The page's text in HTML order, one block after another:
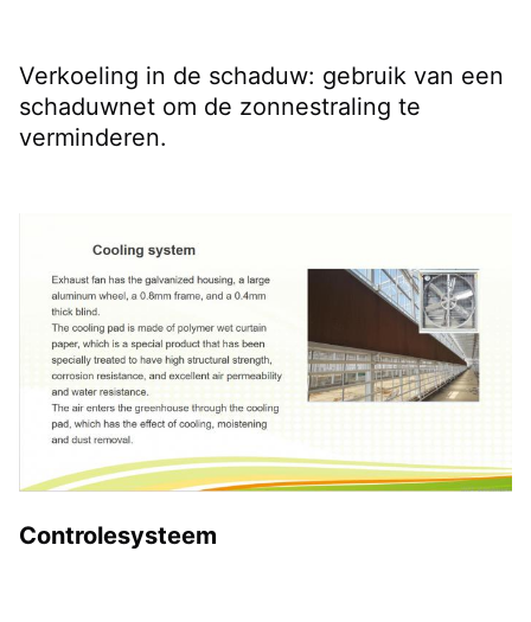
Verkoeling in de schaduw: gebruik van een
schaduwnet om de zonnestraling te
verminderen.
Controlesysteem